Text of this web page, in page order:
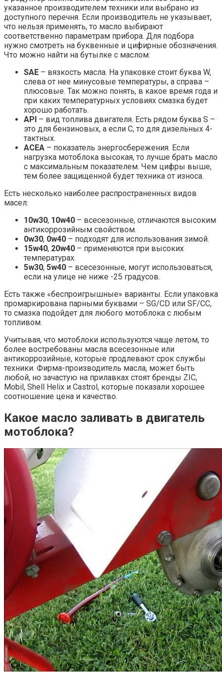
указанное производителем техники или выбрано из
доступного перечня. Если производитель не указывает,
что нельзя применять, то масло выбирают
соответственно параметрам прибора. Для подбора
нужно смотреть на буквенные и цифирные обозначения.
Что можно найти на бутылке с маслом:
SAE – вязкость масла. На упаковке стоит буква W,
слева от нее минусовые температуры, а справа –
плюсовые. Так можно понять, в какое время года и
при каких температурных условиях смазка будет
хорошо работать.
API – вид топлива двигателя. Есть рядом буква S –
это для бензиновых, а если С, то для дизельных 4-
тактных.
ACEA – показатель энергосбережения. Если
нагрузка мотоблока высокая, то лучше брать масло
с максимальным показателем. Чем цифры выше,
тем более защищенной будет техника от износа.
Есть несколько наиболее распространенных видов
масел:
10w30, 10w40 – всесезонные, отличаются высоким
антикоррозийным свойством.
0w30, 0w40 – подходят для использования зимой.
15w40, 20w40 – применяются при высоких
температурах.
5w30, 5w40 – всесезонные, могут использоваться,
если на улице не ниже -25 градусов.
Есть также «беспроигрышные» варианты. Если упаковка
промаркирована парными буквами – SG/CD или SF/CC,
то смазка подойдет для любого мотоблока с любым
топливом.
Учитывая, что мотоблоки используются чаще летом, то
более востребованы масла всесезонные или
антикоррозийные, которые продлевают срок службы
техники. Фирма-производитель масла, может быть
любой, но зачастую на прилавках стоят бренды ZIC,
Mobil, Shell Helix и Castrol, которые показали хорошее
соотношение цена и качество.
Какое масло заливать в двигатель
мотоблока?